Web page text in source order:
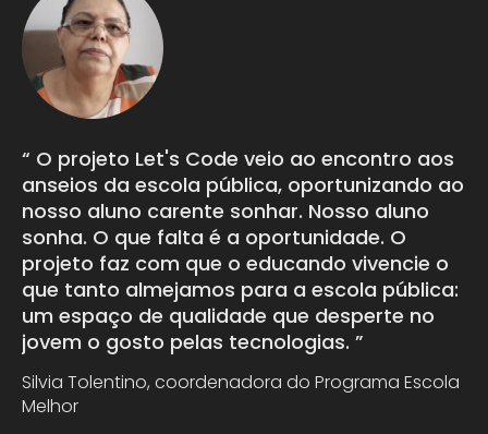
O projeto Let's Code veio ao encontro aos
anseios da escola pública, oportunizando ao
nosso aluno carente sonhar. Nosso aluno
sonha. O que falta é a oportunidade. O
projeto faz com que o educando vivencie o
que tanto almejamos para a escola pública:
um espaço de qualidade que desperte no
jovem o gosto pelas tecnologias.
Silvia Tolentino, coordenadora do Programa Escola
Melhor